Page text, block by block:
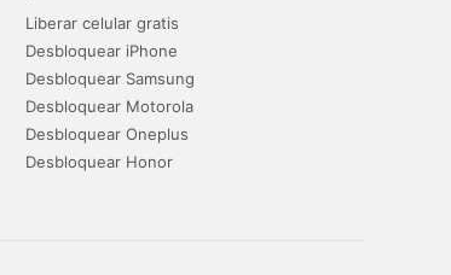
Liberar celular gratis
Desbloquear iPhone
Desbloquear Samsung
Desbloquear Motorola
Desbloquear Oneplus
Desbloquear Honor